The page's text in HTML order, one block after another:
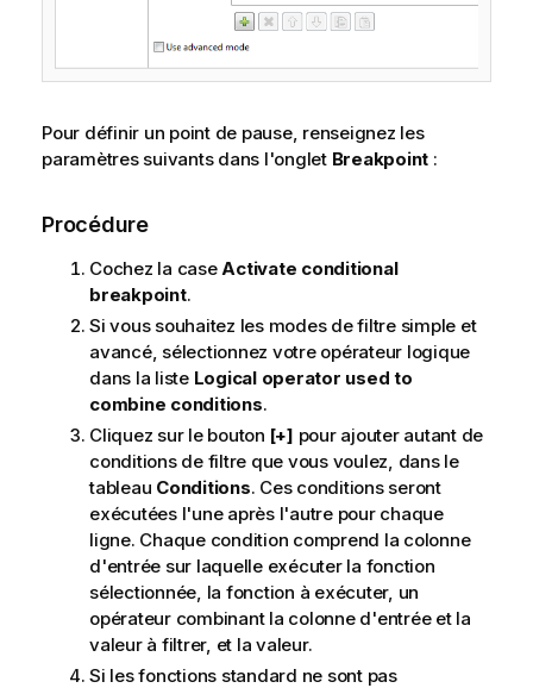
Pour définir un point de pause, renseignez les
paramètres suivants dans l'onglet Breakpoint :
Procédure
Cochez la case Activate conditional
breakpoint.
Si vous souhaitez les modes de filtre simple et
avancé, sélectionnez votre opérateur logique
dans la liste Logical operator used to
combine conditions.
Cliquez sur le bouton [+] pour ajouter autant de
conditions de filtre que vous voulez, dans le
tableau Conditions. Ces conditions seront
exécutées l'une après l'autre pour chaque
ligne. Chaque condition comprend la colonne
d'entrée sur laquelle exécuter la fonction
sélectionnée, la fonction à exécuter, un
opérateur combinant la colonne d'entrée et la
valeur à filtrer, et la valeur.
Si les fonctions standard ne sont pas